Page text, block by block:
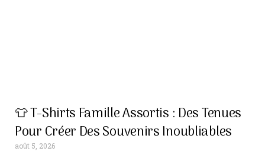
👕 T-Shirts Famille Assortis : Des Tenues
Pour Créer Des Souvenirs Inoubliables
août 5, 2026